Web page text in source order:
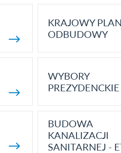
KRAJOWY PLAN
ODBUDOWY
WYBORY
BUDOWA
KANALIZACJI
SANITARNEJ -